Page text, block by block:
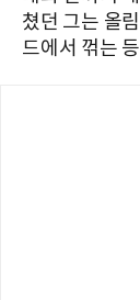
쳤던 그는 올
드에서 꺾는